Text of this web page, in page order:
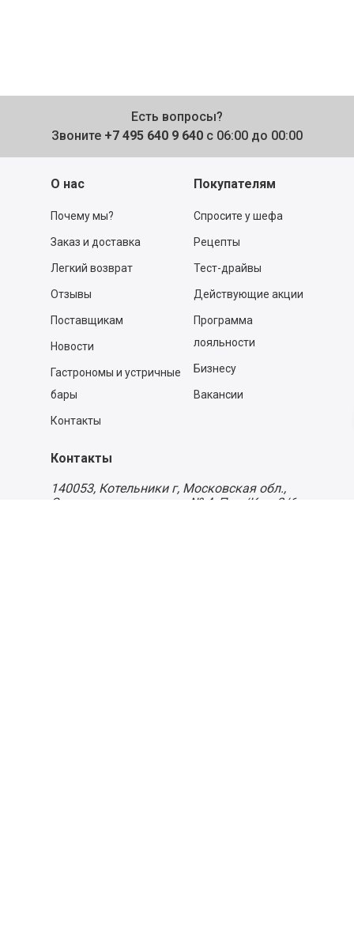
Есть вопросы?
Звоните +7 495 640 9 640 с 06:00 до 00:00
О нас
Почему мы?
Заказ и доставка
Легкий возврат
Отзывы
Поставщикам
Новости
Гастрономы и устричные
бары
Контакты
Покупателям
Спросите у шефа
Рецепты
Тест-драйвы
Действующие акции
Программа
лояльности
Бизнесу
Вакансии
Контакты
140053, Котельники г, Московская обл.,
Силикат мкр, строение № 4, Пом/Ком 2/6